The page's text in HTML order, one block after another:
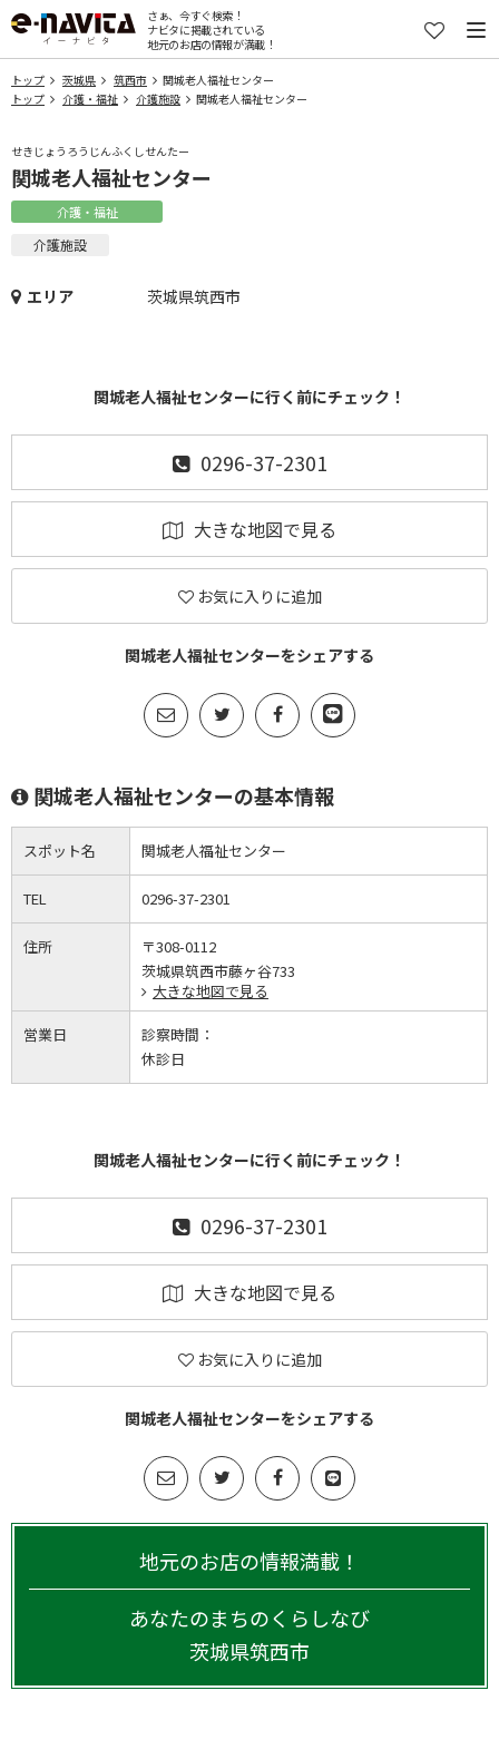
さぁ、今すぐ検索！
ナビタに掲載されている
地元のお店の情報が満載！
トップ 茨城県 筑西市
関城老人福祉センター
トップ
介護・福祉 介護施設 関城老人福祉センター
せきじょうろうじんふくしせんたー
関城老人福祉センター
介護・福祉
介護施設
エリア 茨城県筑西市
関城老人福祉センターに行く前にチェック！
0296-37-2301
大きな地図で見る
お気に入りに追加
関城老人福祉センターをシェアする
関城老人福祉センターの基本情報
スポット名 関城老人福祉センター
TEL 0296-37-2301
住所
〒308-0112
茨城県筑西市藤ヶ谷733
大きな地図で見る
営業日
診察時間：
休診日
関城老人福祉センターに行く前にチェック！
0296-37-2301
大きな地図で見る
お気に入りに追加
関城老人福祉センターをシェアする
地元のお店の情報満載！
あなたのまちのくらしなび
茨城県筑西市